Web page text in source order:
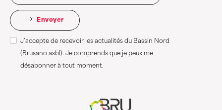
Envoyer
J’accepte de recevoir les actualités du Bassin Nord
(Brusano asbl). Je comprends que je peux me
désabonner à tout moment.